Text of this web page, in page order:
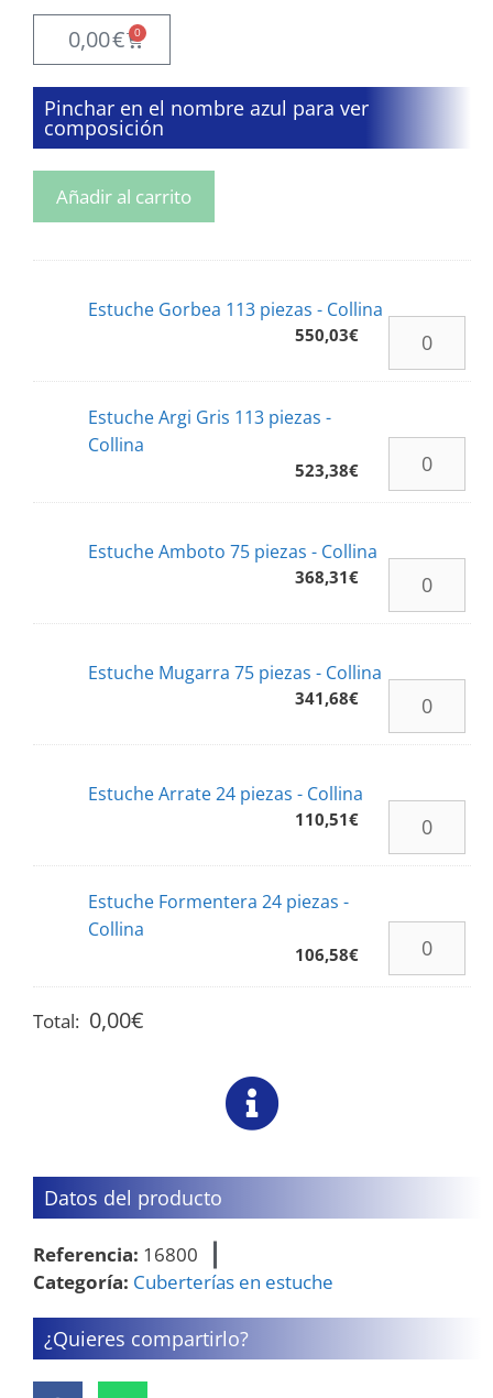
0,00€ 0
Pinchar en el nombre azul para ver
composición
Añadir al carrito
Estuche Gorbea 113 piezas - Collina
550,03€
Estuche Argi Gris 113 piezas -
Collina
523,38€
Estuche Amboto 75 piezas - Collina
368,31€
Estuche Mugarra 75 piezas - Collina
341,68€
Estuche Arrate 24 piezas - Collina
110,51€
Estuche Formentera 24 piezas -
Collina
106,58€
Total: 0,00€
Datos del producto
Referencia: 16800
Categoría: Cuberterías en estuche
¿Quieres compartirlo?